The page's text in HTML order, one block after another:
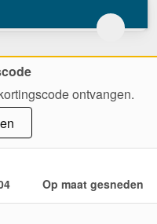
ontvangen.
Op maat gesneden